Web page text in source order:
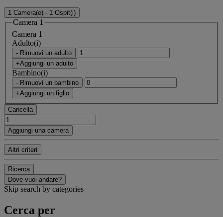
1 Camera(e) - 1 Ospit(i)
Camera 1
Camera 1
Adulto(i)
- Rimuovi un adulto
+Aggiungi un adulto
Bambino(i)
- Rimuovi un bambino
+Aggiungi un figlio
Cancella
Aggiungi una camera
Altri criteri
Ricerca
Dove vuoi andare?
Skip search by categories
Cerca per